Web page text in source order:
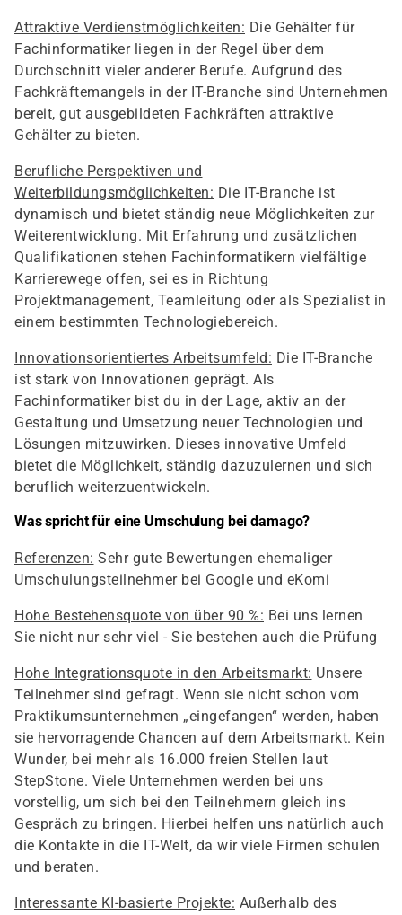
Attraktive Verdienstmöglichkeiten: Die Gehälter für
Fachinformatiker liegen in der Regel über dem
Durchschnitt vieler anderer Berufe. Aufgrund des
Fachkräftemangels in der IT-Branche sind Unternehmen
bereit, gut ausgebildeten Fachkräften attraktive
Gehälter zu bieten.
Berufliche Perspektiven und
Weiterbildungsmöglichkeiten: Die IT-Branche ist
dynamisch und bietet ständig neue Möglichkeiten zur
Weiterentwicklung. Mit Erfahrung und zusätzlichen
Qualifikationen stehen Fachinformatikern vielfältige
Karrierewege offen, sei es in Richtung
Projektmanagement, Teamleitung oder als Spezialist in
einem bestimmten Technologiebereich.
Innovationsorientiertes Arbeitsumfeld: Die IT-Branche
ist stark von Innovationen geprägt. Als
Fachinformatiker bist du in der Lage, aktiv an der
Gestaltung und Umsetzung neuer Technologien und
Lösungen mitzuwirken. Dieses innovative Umfeld
bietet die Möglichkeit, ständig dazuzulernen und sich
beruflich weiterzuentwickeln.
Was spricht für eine Umschulung bei damago?
Referenzen: Sehr gute Bewertungen ehemaliger
Umschulungsteilnehmer bei Google und eKomi
Hohe Bestehensquote von über 90 %: Bei uns lernen
Sie nicht nur sehr viel - Sie bestehen auch die Prüfung
Hohe Integrationsquote in den Arbeitsmarkt: Unsere
Teilnehmer sind gefragt. Wenn sie nicht schon vom
Praktikumsunternehmen „eingefangen“ werden, haben
sie hervorragende Chancen auf dem Arbeitsmarkt. Kein
Wunder, bei mehr als 16.000 freien Stellen laut
StepStone. Viele Unternehmen werden bei uns
vorstellig, um sich bei den Teilnehmern gleich ins
Gespräch zu bringen. Hierbei helfen uns natürlich auch
die Kontakte in die IT-Welt, da wir viele Firmen schulen
und beraten.
Interessante KI-basierte Projekte: Außerhalb des